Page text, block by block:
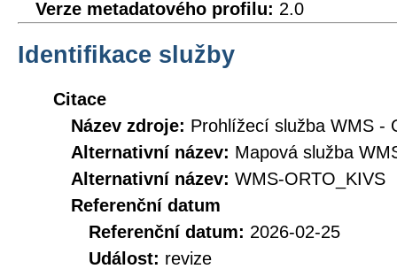
Verze metadatového profilu: 2.0
Identifikace služby
Citace
Název zdroje: Prohlížecí služba WMS -
Alternativní název: Mapová služba
Alternativní název: WMS-ORTO_KIVS
Referenční datum
Referenční datum: 2026-02-25
Událost: revize